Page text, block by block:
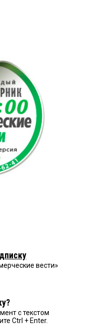
вести»
с текстом
Ctrl + Enter.